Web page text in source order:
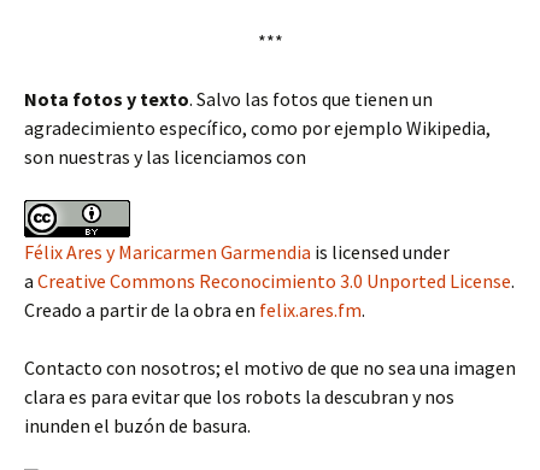
***
Nota fotos y texto. Salvo las fotos que tienen un
agradecimiento específico, como por ejemplo Wikipedia,
son nuestras y las licenciamos con
Félix Ares y Maricarmen Garmendia is licensed under
a Creative Commons Reconocimiento 3.0 Unported License.
Creado a partir de la obra en felix.ares.fm.
Contacto con nosotros; el motivo de que no sea una imagen
clara es para evitar que los robots la descubran y nos
inunden el buzón de basura.